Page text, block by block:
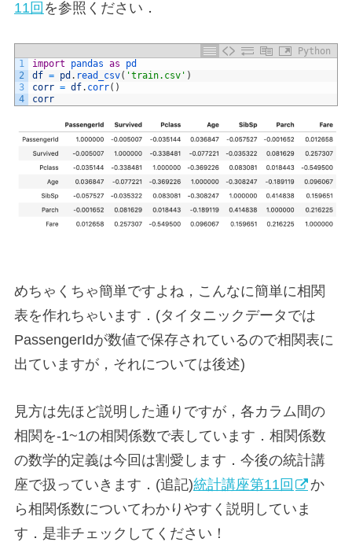
11回 を参照ください．
Python
1
2
3
4
import pandas as
pd
df = pd . read_csv( 'train.csv' )
corr = df. corr( )
corr
めちゃくちゃ簡単ですよね，こんなに簡単に相関
表を作れちゃいます．(タイタニックデータでは
PassengerIdが数値で保存されているので相関表に
出ていますが，それについては後述)
見方は先ほど説明した通りですが，各カラム間の
相関を-1~1の相関係数で表しています．相関係数
の数学的定義は今回は割愛します．今後の統計講
座で扱っていきます．(追記)統計講座第11回
か
ら相関係数についてわかりやすく説明していま
す．是非チェックしてください！